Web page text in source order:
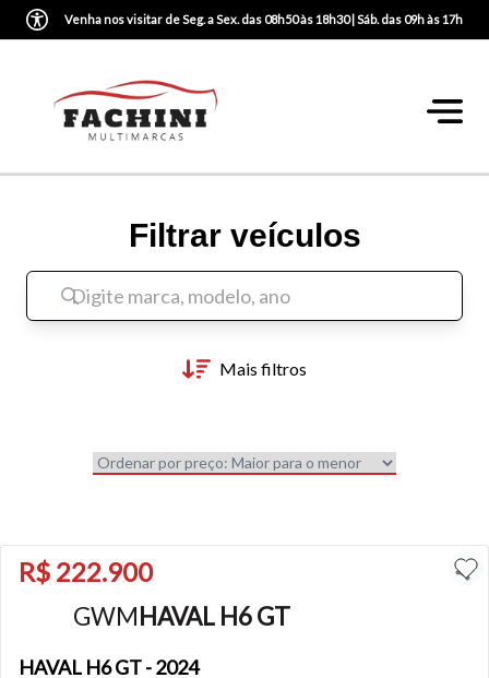
Venha nos visitar de Seg. a Sex. das 08h50 às 18h30 | Sáb. das 09h às 17h
Filtrar veículos
Mais filtros
R$ 222.900
GWM HAVAL H6 GT
HAVAL H6 GT- 2024